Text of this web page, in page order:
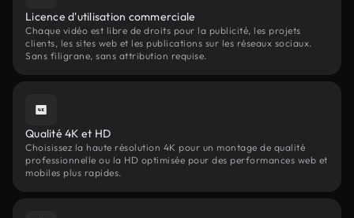
Licence d'utilisation commerciale
Chaque vidéo est libre de droits pour la publicité, les projets
clients, les sites web et les publications sur les réseaux sociaux.
Sans filigrane, sans attribution requise.
Qualité 4K et HD
Choisissez la haute résolution 4K pour un montage de qualité
professionnelle ou la HD optimisée pour des performances web et
mobiles plus rapides.